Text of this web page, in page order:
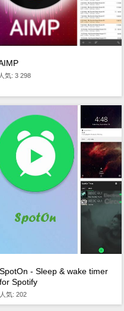
人気: 3 298
SpotOn - Sleep & wake timer
for Spotify
人気: 202